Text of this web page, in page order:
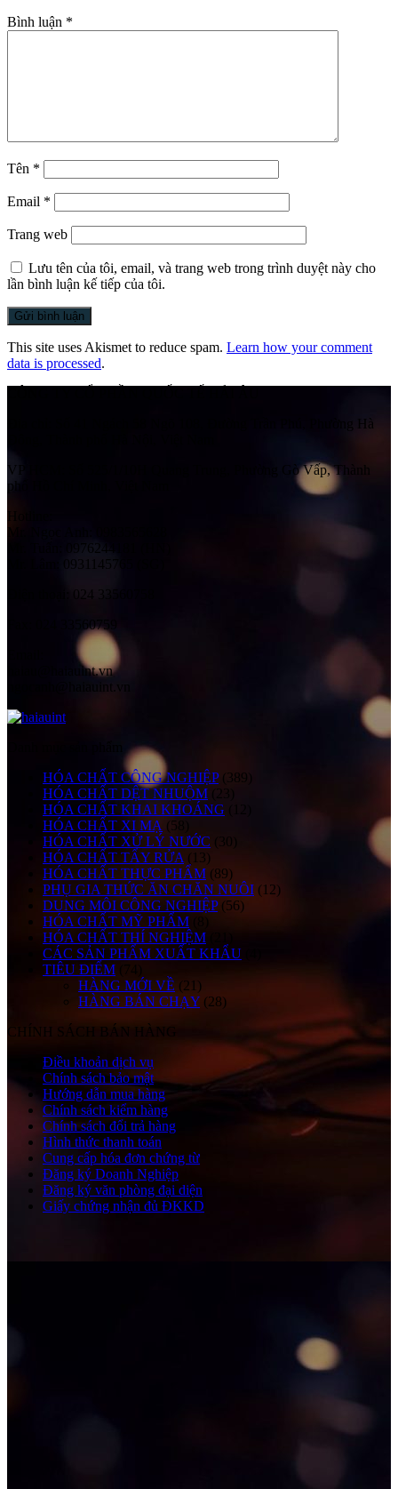
Bình luận *
Tên *
Email *
Trang web
Lưu tên của tôi, email, và trang web trong trình duyệt này cho
lần bình luận kế tiếp của tôi.
This site uses Akismet to reduce spam. Learn how your comment
data is processed.
Số 41 Ngách 58 Ngõ 108, Đường Trần Phú, Phường Hà
VP HCM:
Số 525/1/10H Quang Trung, Phường Gò Vấp, Thành
phố Hồ Chí Minh, Việt Nam
Hotline:
Mr. Ngọc Anh: 0983565628
Mr. Tuấn: 0976244181 (HN)
Mr. Lâm: 0931145765 (SG)
024 33560759
haiau@haiauint.vn
HÓA CHẤT CÔNG NGHIỆP (389)
HÓA CHẤT DỆT NHUỘM (23)
HÓA CHẤT KHAI KHOÁNG
HÓA CHẤT XI MẠ (58)
HÓA CHẤT XỬ LÝ NƯỚC (30)
HÓA CHẤT TẨY RỬA (13)
HÓA CHẤT THỰC PHẨM (89)
PHỤ GIA THỨC ĂN CHĂN NUÔI (12)
DUNG MÔI CÔNG NGHIỆP (56)
HÓA CHẤT MỸ PHẨM
(8)
HÓA CHẤT THÍ NGHIỆM
CÁC SẢN PHẨM XUẤT KHẨU
TIÊU ĐIỂM
(74)
HÀNG MỚI VỀ (21)
HÀNG BÁN CHẠY (28)
CHÍNH SÁCH BÁN HÀNG
Điều khoản dịch vụ
Chính sách bảo mật
Hướng dẫn mua hàng
Chính sách kiểm hàng
Chính sách đổi trả hàng
Hình thức thanh toán
Cung cấp hóa đơn chứng từ
Đăng ký Doanh Nghiệp
Đăng ký văn phòng đại diện
Giấy chứng nhận đủ ĐKKD